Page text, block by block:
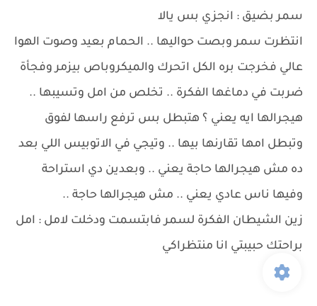
سمر بضيق : انجزي بس يالا
انتظرت سمر وبصت حواليها .. الحمام بعيد وصوت الهوا
عالي فخرجت بره الكل اتحرك والميكروباص بيزمر وفجأة
ضربت في دماغها الفكرة .. تخلص من امل وتسيبها ..
هيجرالها ايه يعني ؟ هتبطل بس ترفع راسها لفوق
وتبطل امها تقارنها بيها .. وتيجي في الاتوبيس اللي بعد
ده مش هيجرالها حاجة يعني .. وبعدين دي استراحة
وفيها ناس عادي يعني .. مش هيجرالها حاجة ..
زين الشيطان الفكرة لسمر فابتسمت ودخلت لامل : امل
براحتك حبيبتي انا منتظراكي